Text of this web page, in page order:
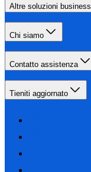
Altre soluzioni business
Chi siamo
Contatto assistenza
Tieniti aggiornato